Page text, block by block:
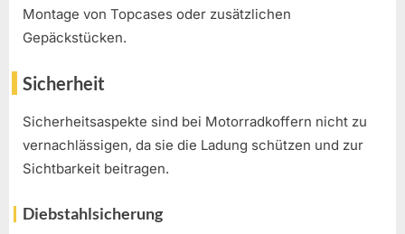
Montage von Topcases oder zusätzlichen
Gepäckstücken.
Sicherheit
Sicherheitsaspekte sind bei Motorradkoffern nicht zu
vernachlässigen, da sie die Ladung schützen und zur
Sichtbarkeit beitragen.
Diebstahlsicherung